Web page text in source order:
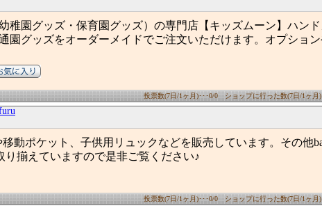
稚園グッズ・保育園グッズ）の専門店【キッズムーン】ハンド
園グッズをオーダーメイドでご注文いただけます。オプショ
投票数(7日/1ヶ月)･･･0/0 ショップに行った数(7日/1ヶ月)
移動ポケット、子供用リュックなどを販売しています。その他
り揃えていますので是非ご覧ください♪
投票数(7日/1ヶ月)･･･0/0 ショップに行った数(7日/1ヶ月)